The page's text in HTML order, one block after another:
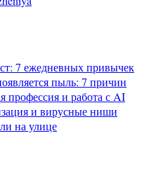
7 ежедневных привычек
пыль: 7 причин
профессия и работа с AI
и вирусные ниши
на улице